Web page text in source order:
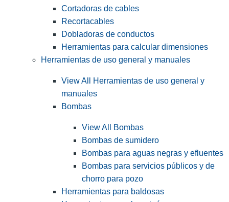
Cortadoras de cables
Recortacables
Dobladoras de conductos
Herramientas para calcular dimensiones
Herramientas de uso general y manuales
View All Herramientas de uso general y
manuales
Bombas
View All Bombas
Bombas de sumidero
Bombas para aguas negras y efluentes
Bombas para servicios públicos y de
chorro para pozo
Herramientas para baldosas